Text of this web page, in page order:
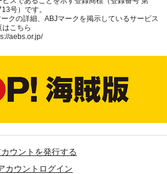
号）です。
クの詳細、ABJマークを掲示しているサービス
はこちら
aebs.or.jp/
ウントを発行する
カウントログイン